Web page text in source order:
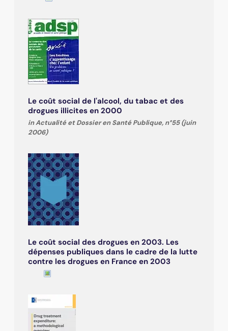
Le coût social de l'alcool, du tabac et des
drogues illicites en 2000
in Actualité et Dossier en Santé Publique, n°55 (juin
2006)
Le coût social des drogues en 2003. Les
dépenses publiques dans le cadre de la lutte
contre les drogues en France en 2003